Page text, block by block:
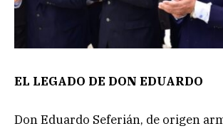
EL LEGADO DE DON EDUARDO
Don Eduardo Seferián, de origen